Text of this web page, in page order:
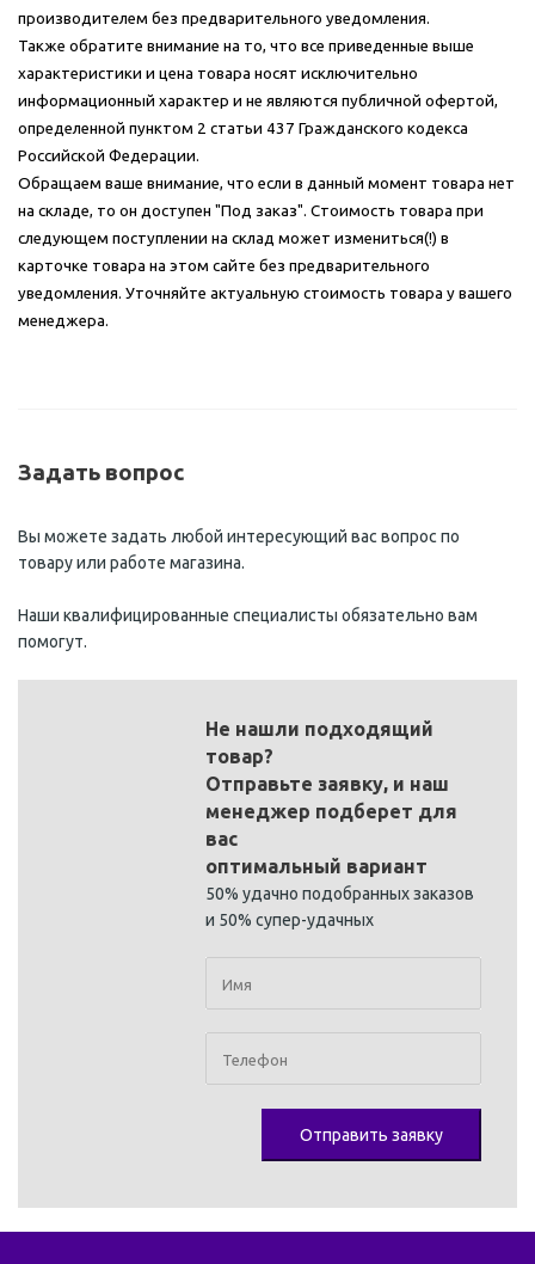
производителем без предварительного уведомления.
Также обратите внимание на то, что все приведенные выше
характеристики и цена товара носят исключительно
информационный характер и не являются публичной офертой,
определенной пунктом 2 статьи 437 Гражданского кодекса
Российской Федерации.
Обращаем ваше внимание, что если в данный момент товара нет
на складе, то он доступен "Под заказ". Стоимость товара при
следующем поступлении на склад может измениться(!) в
карточке товара на этом сайте без предварительного
уведомления. Уточняйте актуальную стоимость товара у вашего
менеджера.
Задать вопрос
Вы можете задать любой интересующий вас вопрос по
товару или работе магазина.
Наши квалифицированные специалисты обязательно вам
помогут.
Не нашли подходящий
товар?
Отправьте заявку, и наш
менеджер подберет для
вас
оптимальный вариант
50% удачно подобранных заказов
и 50% супер-удачных